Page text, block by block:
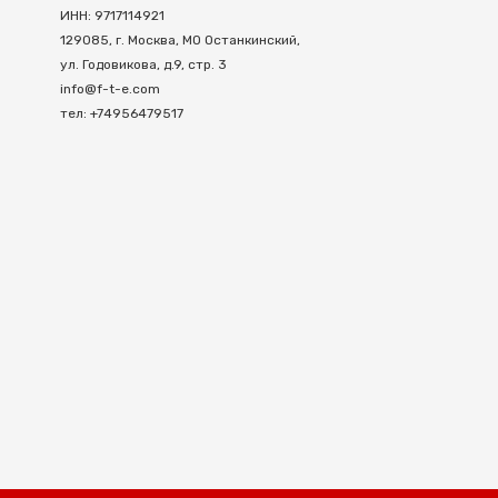
ИНН: 9717114921
129085, г. Москва, МО Останкинский,
ул. Годовикова, д.9, стр. 3
info@f-t-e.com
тел: +74956479517